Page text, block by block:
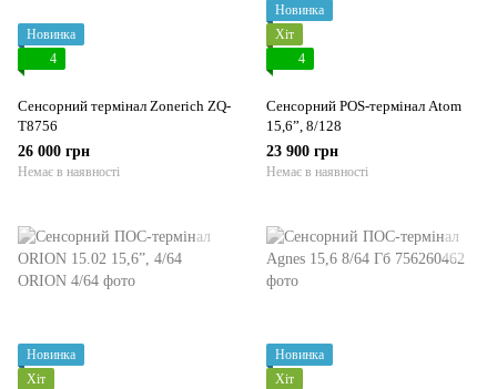
Новинка
4
Сенсорний термінал Zonerich ZQ-
T8756
26 000 грн
Немає в наявності
Новинка
Хіт
4
Сенсорний POS-термінал Atom
15,6”, 8/128
23 900 грн
Немає в наявності
Новинка
Хіт
Новинка
Хіт